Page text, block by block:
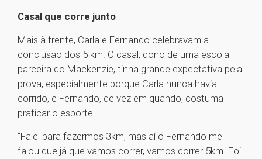
Casal que corre junto
Mais à frente, Carla e Fernando celebravam a
conclusão dos 5 km. O casal, dono de uma escola
parceira do Mackenzie, tinha grande expectativa pela
prova, especialmente porque Carla nunca havia
corrido, e Fernando, de vez em quando, costuma
praticar o esporte.
“Falei para fazermos 3km, mas aí o Fernando me
falou que já que vamos correr, vamos correr 5km. Foi